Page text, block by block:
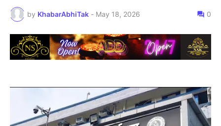
by KhabarAbhiTak - May 18, 2026 0